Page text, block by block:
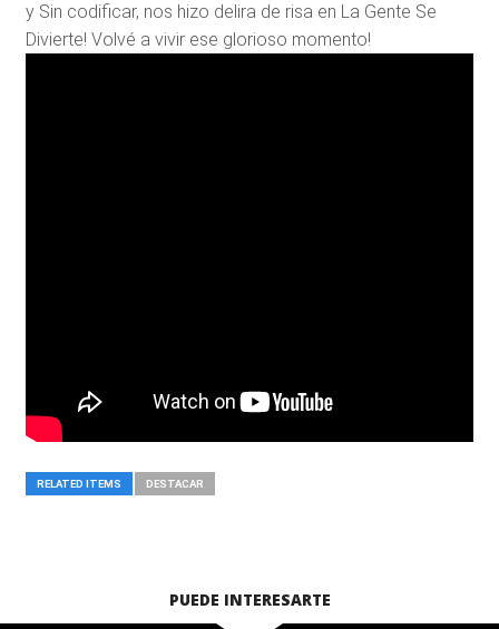
y Sin codificar, nos hizo delira de risa en La Gente Se
Divierte! Volvé a vivir ese glorioso momento!
RELATED ITEMS DESTACAR
PUEDE INTERESARTE